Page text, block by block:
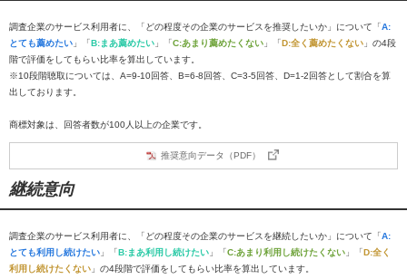
調査企業のサービス利用者に、「どの程度その企業のサービスを推奨したいか」について「A:
とても薦めたい 」「B:まあ薦めたい 」「C:あまり薦めたくない 」「D:全く薦めたくない 」の4段
階で評価をしてもらい比率を算出しています。
※10段階聴取については、A=9-10回答、B=6-8回答、C=3-5回答、D=1-2回答として割合を算
出しております。
商標対象は、回答者数が100人以上の企業です。
推奨意向データ（PDF）
継続意向
調査企業のサービス利用者に、「どの程度その企業のサービスを継続したいか」について「A:
とても利用し続けたい 」「B:まあ利用し続けたい 」「C:あまり利用し続けたくない 」「D:全く
利用し続けたくない 」の4段階で評価をしてもらい比率を算出しています。